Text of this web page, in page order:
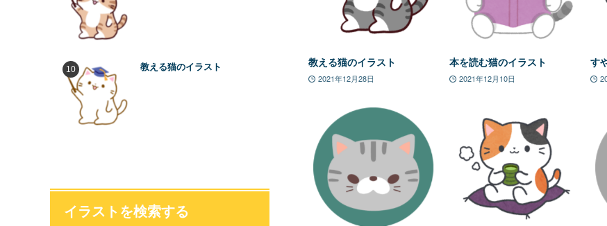
教える猫のイラスト
2021年12月28日
本を読む猫のイラスト
2021年12月10日
す
教える猫のイラスト
イラストを検索する